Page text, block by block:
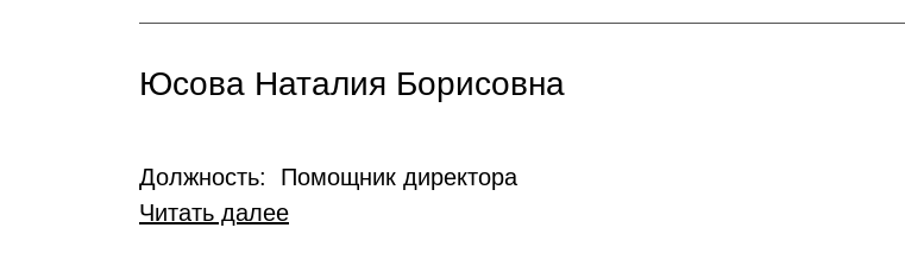
Юсова Наталия Борисовна
Должность: Помощник директора
Читать далее